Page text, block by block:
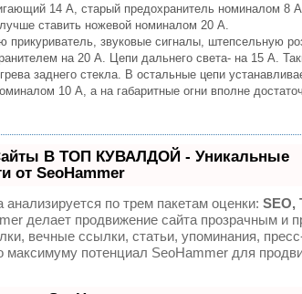
14 А, старый предохранитель номиналом 8
ставить ножевой номиналом 20 А.
звуковые сигналы, штепсельную
на 20 А. Цепи дальнего света- на 15 А.
заднего стекла. В остальные цепи
10 А, а на габаритные огни вполне
В ТОП КУВАЛДОЙ - Уникальные
от SeoHammer
по трем пакетам оценки: SEO,
делает продвижение сайта прозрачным и
вечные ссылки, статьи, упоминания,
максимуму потенциал SeoHammer для